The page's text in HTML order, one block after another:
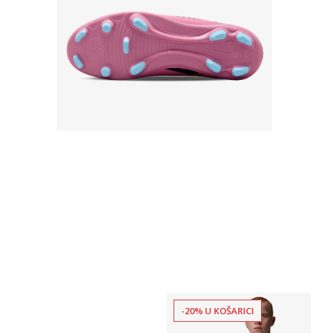
-20% U KOŠARICI